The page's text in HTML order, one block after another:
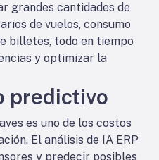
grandes cantidades de
de vuelos, consumo
billetes, todo en tiempo
y optimizar la
predictivo
es uno de los costos
El análisis de IA ERP
y predecir posibles